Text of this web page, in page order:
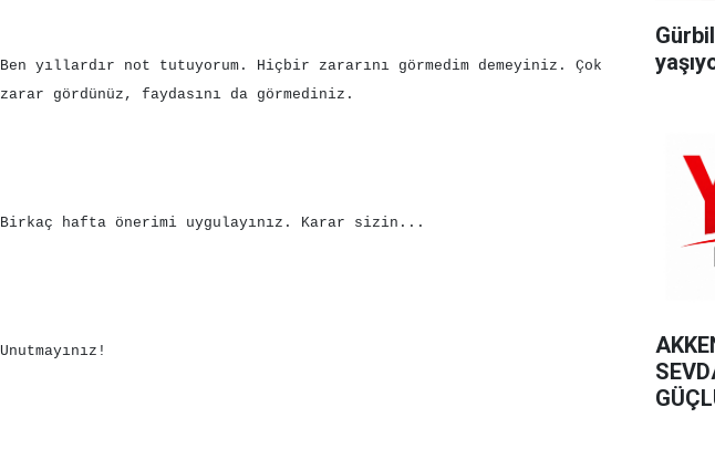
Ben yıllardır not tutuyorum. Hiçbir zararını görmedim demeyiniz. Çok
zarar gördünüz, faydasını da görmediniz.
Birkaç hafta önerimi uygulayınız. Karar sizin...
Unutmayınız!